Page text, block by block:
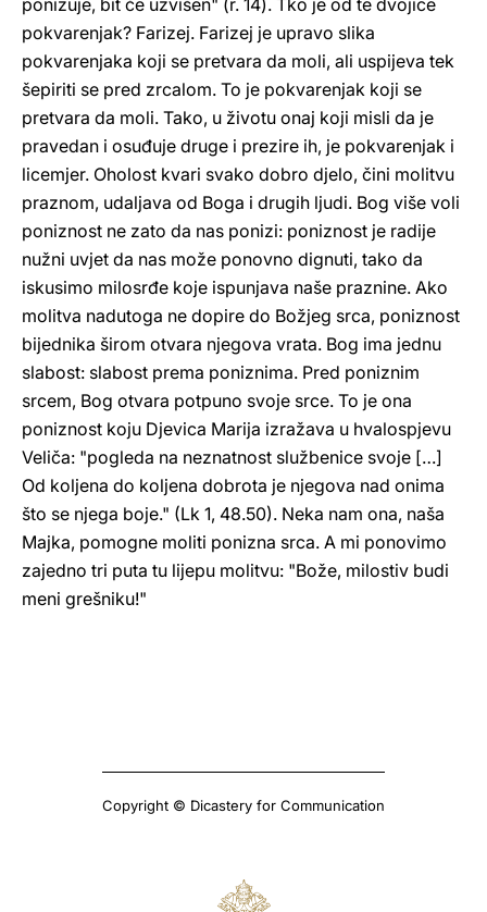
ponizuje, bit će uzvišen" (r. 14). Tko je od te dvojice
pokvarenjak? Farizej. Farizej je upravo slika
pokvarenjaka koji se pretvara da moli, ali uspijeva tek
šepiriti se pred zrcalom. To je pokvarenjak koji se
pretvara da moli. Tako, u životu onaj koji misli da je
pravedan i osuđuje druge i prezire ih, je pokvarenjak i
licemjer. Oholost kvari svako dobro djelo, čini molitvu
praznom, udaljava od Boga i drugih ljudi. Bog više voli
poniznost ne zato da nas ponizi: poniznost je radije
nužni uvjet da nas može ponovno dignuti, tako da
iskusimo milosrđe koje ispunjava naše praznine. Ako
molitva nadutoga ne dopire do Božjeg srca, poniznost
bijednika širom otvara njegova vrata. Bog ima jednu
slabost: slabost prema poniznima. Pred poniznim
srcem, Bog otvara potpuno svoje srce. To je ona
poniznost koju Djevica Marija izražava u hvalospjevu
Veliča: "pogleda na neznatnost službenice svoje […]
Od koljena do koljena dobrota je njegova nad onima
što se njega boje." (Lk 1, 48.50). Neka nam ona, naša
Majka, pomogne moliti ponizna srca. A mi ponovimo
zajedno tri puta tu lijepu molitvu: "Bože, milostiv budi
meni grešniku!"
Copyright © Dicastery for Communication